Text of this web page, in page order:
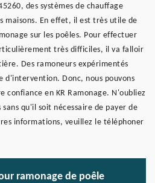
des systèmes de chauffage
maisons. En effet, il est très utile de
sur les poêles. Pour effectuer
très difficiles, il va falloir
Des ramoneurs expérimentés
d'intervention. Donc, nous pouvons
confiance en KR Ramonage. N'oubliez
sans qu'il soit nécessaire de payer de
informations, veuillez le téléphoner
ramonage de poêle